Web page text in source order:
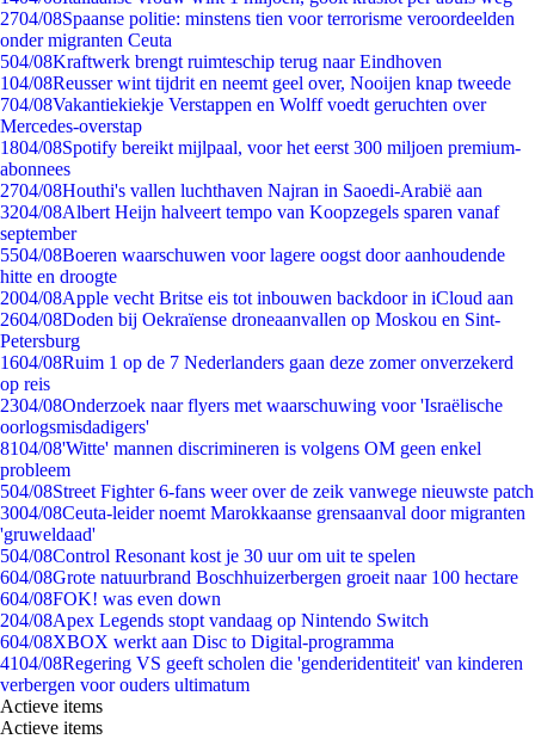
2704/08Spaanse politie: minstens tien voor terrorisme veroordeelden
onder migranten Ceuta
504/08Kraftwerk brengt ruimteschip terug naar Eindhoven
104/08Reusser wint tijdrit en neemt geel over, Nooijen knap tweede
704/08Vakantiekiekje Verstappen en Wolff voedt geruchten over
Mercedes-overstap
1804/08Spotify bereikt mijlpaal, voor het eerst 300 miljoen premium-
abonnees
2704/08Houthi's vallen luchthaven Najran in Saoedi-Arabië aan
3204/08Albert Heijn halveert tempo van Koopzegels sparen vanaf
september
5504/08Boeren waarschuwen voor lagere oogst door aanhoudende
hitte en droogte
2004/08Apple vecht Britse eis tot inbouwen backdoor in iCloud aan
2604/08Doden bij Oekraïense droneaanvallen op Moskou en Sint-
Petersburg
1604/08Ruim 1 op de 7 Nederlanders gaan deze zomer onverzekerd
op reis
2304/08Onderzoek naar flyers met waarschuwing voor 'Israëlische
oorlogsmisdadigers'
8104/08'Witte' mannen discrimineren is volgens OM geen enkel
probleem
504/08Street Fighter 6-fans weer over de zeik vanwege nieuwste patch
3004/08Ceuta-leider noemt Marokkaanse grensaanval door migranten
'gruweldaad'
504/08Control Resonant kost je 30 uur om uit te spelen
604/08Grote natuurbrand Boschhuizerbergen groeit naar 100 hectare
604/08FOK! was even down
204/08Apex Legends stopt vandaag op Nintendo Switch
604/08XBOX werkt aan Disc to Digital-programma
4104/08Regering VS geeft scholen die 'genderidentiteit' van kinderen
verbergen voor ouders ultimatum
Actieve items
Actieve items